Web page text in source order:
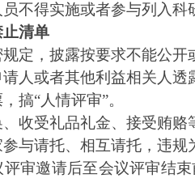
不得实施或者参与列入科
清单
规定，披露按要求不能公
请人或者其他利益相关人
，搞“人情评审”。
、收受礼品礼金、接受贿赂
参与请托、相互请托，违
评审邀请后至会议评审结